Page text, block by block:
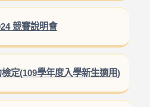
競賽說明會
定(109學年度入學新生適用)